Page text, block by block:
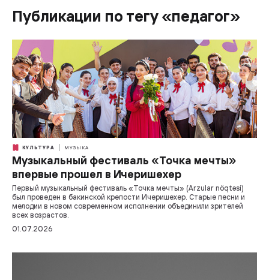
Публикации по тегу «педагог»
КУЛЬТУРА МУЗЫКА
Музыкальный фестиваль «Точка мечты»
впервые прошел в Ичеришехер
Первый музыкальный фестиваль «Точка мечты» (Arzular nöqtəsi)
был проведен в бакинской крепости Ичеришехер. Старые песни и
мелодии в новом современном исполнении объединили зрителей
всех возрастов.
01.07.2026